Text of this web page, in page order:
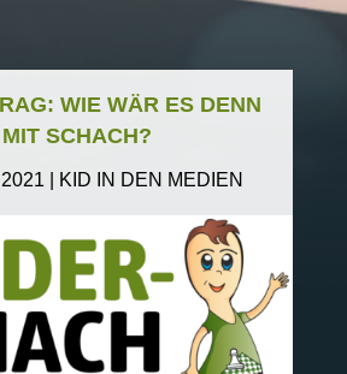
WIE WÄR ES DENN
MIT SCHACH?
KID IN DEN MEDIEN